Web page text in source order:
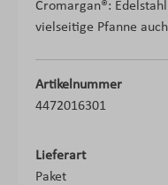
Cromargan®:
vielseitige Pfanne
Artikelnummer
4472016301
Lieferart
Paket